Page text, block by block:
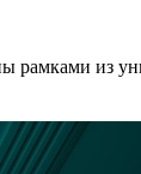
рамками из